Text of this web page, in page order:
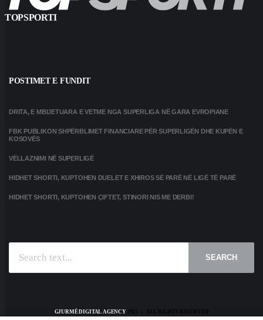
TOPSPORTI
POSTIMET E FUNDIT
DRITA, E MBIJETUARA E VETME NGA SUPERLIGA NË GARA EVROPIANE
FBK PUBLIKON SHPËRBLIMET FINANCIARE PËR SUPERLIGËN DHE KUPËN E
KOSOVËS
VËLLAZNIMI NË SUPERLIGË
HIDHET SHORTI, KUPTOHEN DUELET E XHIROS SË PARË NË LIGË TË PARË
HIDHET SHORTI, KUPTOHEN ÇIFTET, STINORI NIS ME DERBI!
SEARCH
GJURMË DIGITAL AGENCY2025 | ALL RIGHTS RESERVED